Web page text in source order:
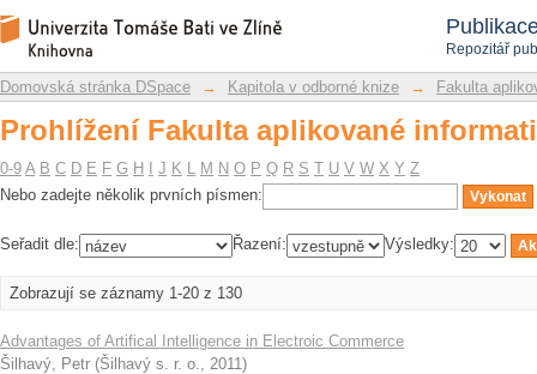
Repozitář
Prohlížení Fakulta aplikované
Repozitář DSpace/Manakin
Domovská stránka DSpace → Kapitola v odborné knize → Fakulta
Prohlížení Fakulta aplikované
0-9 A B C D E F G H J K L M N O P Q R S T U V W X Y Z
Nebo zadejte několik prvních písmen:
Seřadit dle: Řazení: Výsledky:
Zobrazují se záznamy 1-20 z 130
Advantages of Artifical Intelligence in Electroic Commerce
Šilhavý, Petr (Šilhavý s. r. o., 2011)